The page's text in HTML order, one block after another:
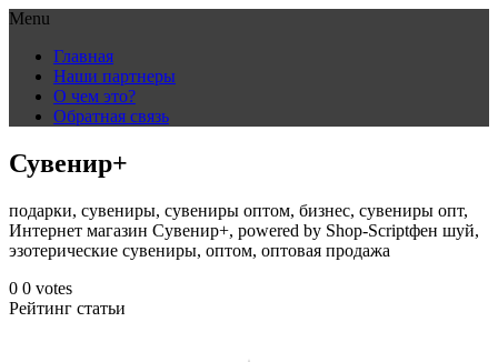
Menu
content
Главная
Наши партнеры
О чем это?
Обратная связь
Сувенир+
подарки, сувениры, сувениры оптом, бизнес, сувениры опт,
Интернет магазин Сувенир+, powered by Shop-Scriptфен шуй,
эзотерические сувениры, оптом, оптовая продажа
0 0 votes
Рейтинг статьи